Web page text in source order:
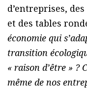
d’entreprises,
et des tables
économie qui
transition
« raison d’être » ?
même de nos